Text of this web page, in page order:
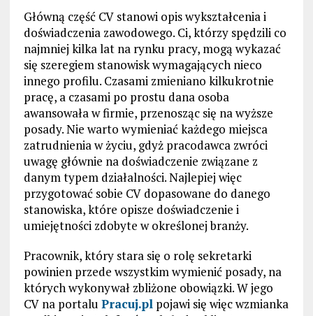
Główną część CV stanowi opis wykształcenia i
doświadczenia zawodowego. Ci, którzy spędzili co
najmniej kilka lat na rynku pracy, mogą wykazać
się szeregiem stanowisk wymagających nieco
innego profilu. Czasami zmieniano kilkukrotnie
pracę, a czasami po prostu dana osoba
awansowała w firmie, przenosząc się na wyższe
posady. Nie warto wymieniać każdego miejsca
zatrudnienia w życiu, gdyż pracodawca zwróci
uwagę głównie na doświadczenie związane z
danym typem działalności. Najlepiej więc
przygotować sobie CV dopasowane do danego
stanowiska, które opisze doświadczenie i
umiejętności zdobyte w określonej branży.
Pracownik, który stara się o rolę sekretarki
powinien przede wszystkim wymienić posady, na
których wykonywał zbliżone obowiązki. W jego
CV na portalu Pracuj.plpojawi się więc wzmianka